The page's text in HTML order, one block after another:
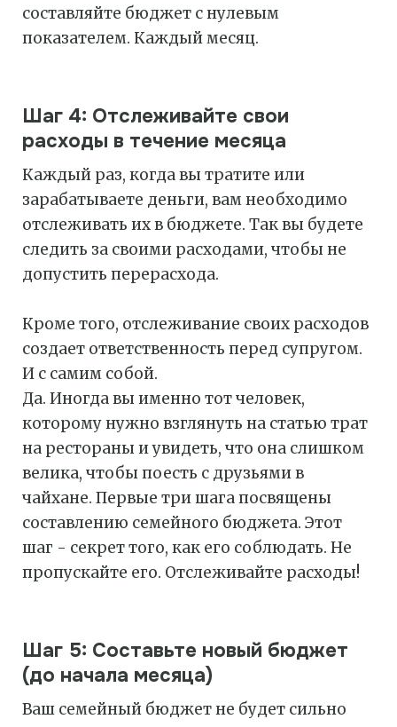
составляйте бюджет с нулевым
показателем. Каждый месяц.
Шаг 4: Отслеживайте свои
расходы в течение месяца
Каждый раз, когда вы тратите или
зарабатываете деньги, вам необходимо
отслеживать их в бюджете. Так вы будете
следить за своими расходами, чтобы не
допустить перерасхода.
Кроме того, отслеживание своих расходов
создает ответственность перед супругом.
И с самим собой.
Да. Иногда вы именно тот человек,
которому нужно взглянуть на статью трат
на рестораны и увидеть, что она слишком
велика, чтобы поесть с друзьями в
чайхане. Первые три шага посвящены
составлению семейного бюджета. Этот
шаг - секрет того, как его соблюдать. Не
пропускайте его. Отслеживайте расходы!
Шаг 5: Составьте новый бюджет
(до начала месяца)
Ваш семейный бюджет не будет сильно